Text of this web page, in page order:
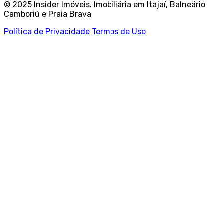
© 2025 Insider Imóveis. Imobiliária em Itajaí, Balneário
Camboriú e Praia Brava
Política de Privacidade Termos de Uso